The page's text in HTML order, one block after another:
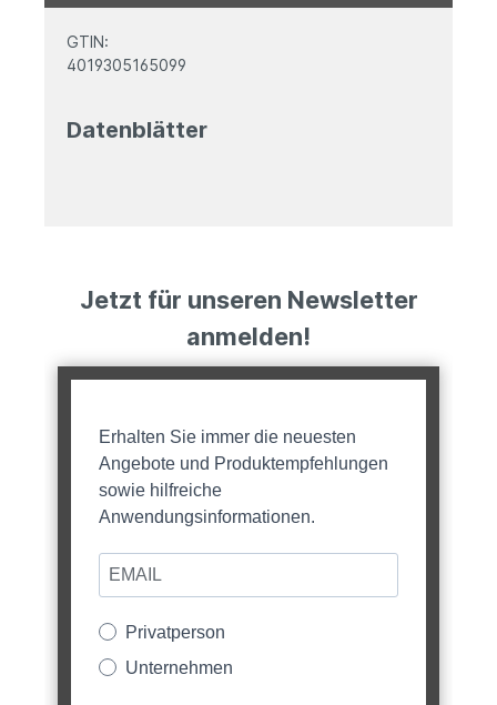
GTIN:
4019305165099
Datenblätter
Jetzt für unseren Newsletter
anmelden!
Erhalten Sie immer die neuesten
Angebote und Produktempfehlungen
sowie hilfreiche
Anwendungsinformationen.
Privatperson
Unternehmen